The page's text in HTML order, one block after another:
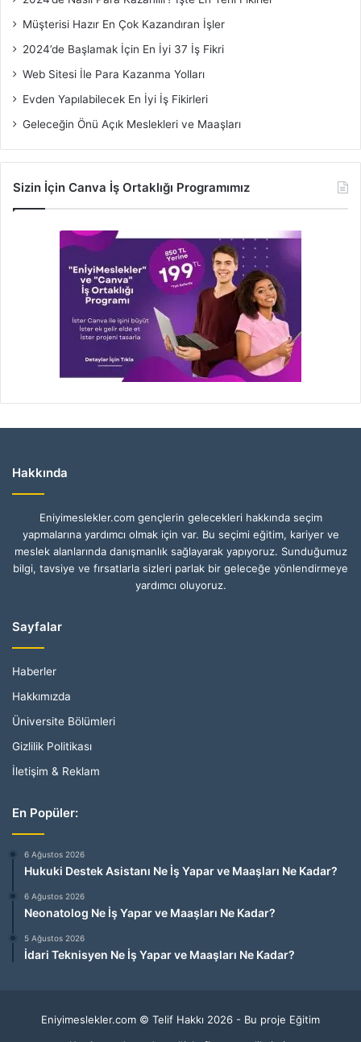
Müşterisi Hazır En Çok Kazandıran İşler
2024’de Başlamak İçin En İyi 37 İş Fikri
Web Sitesi İle Para Kazanma Yolları
Evden Yapılabilecek En İyi İş Fikirleri
Geleceğin Önü Açık Meslekleri ve Maaşları
Sizin İçin Canva İş Ortaklığı Programımız
Hakkında
Eniyimeslekler.com gençlerin gelecekleri hakkında seçim
yapmalarına yardımcı olmak için var. Bu seçimi eğitim, kariyer ve
meslek alanlarında danışmanlık sağlayarak yapıyoruz. Sunduğumuz
bilgi, tavsiye ve fırsatlarla sizleri parlak bir geleceğe yönlendirmeye
yardımcı oluyoruz.
Sayfalar
Haberler
Hakkımızda
Üniversite Bölümleri
Gizlilik Politikası
İletişim & Reklam
En Popüler:
6 Ağustos 2026
Hukuki Destek Asistanı Ne İş Yapar ve Maaşları Ne Kadar?
6 Ağustos 2026
Neonatolog Ne İş Yapar ve Maaşları Ne Kadar?
5 Ağustos 2026
İdari Teknisyen Ne İş Yapar ve Maaşları Ne Kadar?
Eniyimeslekler.com © Telif Hakkı 2026 - Bu proje Eğitim